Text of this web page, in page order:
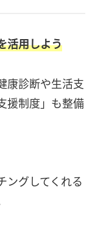
活用しよう
康診断や生活支
援制度」も整備
ングしてくれる